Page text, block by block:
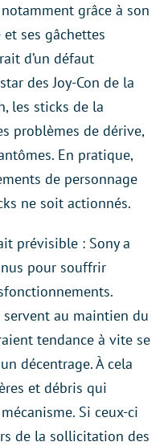
grâce à son
ses gâchettes
d’un défaut
des Joy-Con de la
les sticks de la
problèmes de dérive,
En pratique,
de personnage
ne soit actionnés.
prévisible : Sony a
pour souffrir
au maintien du
tendance à vite se
décentrage. À cela
et débris qui
Si ceux-ci
de la sollicitation des